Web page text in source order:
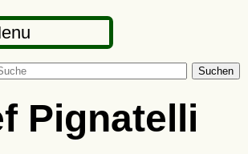
Suchen
Pignatelli